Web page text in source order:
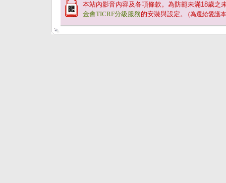
本站內影音內容及各項條款。為防範未滿18歲之
金會TICRF分級服務的安裝與設定。 (為還給愛護